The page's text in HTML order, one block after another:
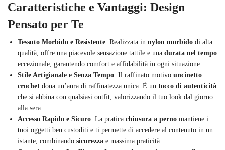
Caratteristiche e Vantaggi: Design
Pensato per Te
Tessuto Morbido e Resistente: Realizzata in nylon morbido di alta
qualità, offre una piacevole sensazione tattile e una durata nel tempo
eccezionale, garantendo comfort e affidabilità in ogni situazione.
Stile Artigianale e Senza Tempo: Il raffinato motivo uncinetto
crochet dona un’aura di raffinatezza unica. È un tocco di autenticità
che si abbina con qualsiasi outfit, valorizzando il tuo look dal giorno
alla sera.
Accesso Rapido e Sicuro: La pratica chiusura a perno mantiene i
tuoi oggetti ben custoditi e ti permette di accedere al contenuto in un
istante, combinando sicurezza e massima praticità.